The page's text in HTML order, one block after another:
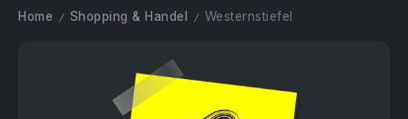
Home / Shopping & Handel / Westernstiefel